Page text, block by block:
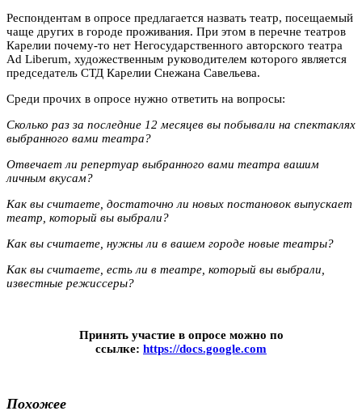
Респондентам в опросе предлагается назвать театр, посещаемый
чаще других в городе проживания. При этом в перечне театров
Карелии почему-то нет Негосударственного авторского театра
Ad Liberum, художественным руководителем которого является
председатель СТД Карелии Снежана Савельева.
Среди прочих в опросе нужно ответить на вопросы:
Сколько раз за последние 12 месяцев вы побывали на спектаклях
выбранного вами театра?
Отвечает ли репертуар выбранного вами театра вашим
личным вкусам?
Как вы считаете, достаточно ли новых постановок выпускает
театр, который вы выбрали?
Как вы считаете, нужны ли в вашем городе новые театры?
Как вы считаете, есть ли в театре, который вы выбрали,
известные режиссеры?
Принять участие в опросе можно по
ссылке: https://docs.google.com
Похожее